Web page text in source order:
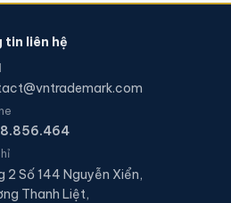
tin liên hệ
2 Số 144 Nguyễn Xiển,
Thanh Liệt,